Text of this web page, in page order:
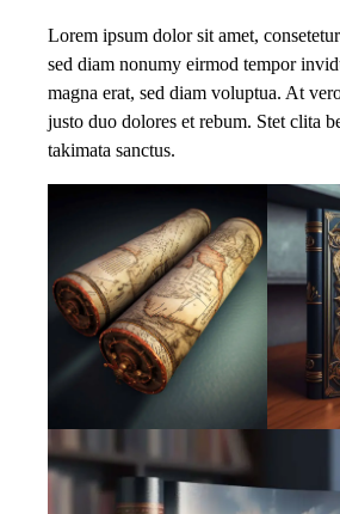
Lorem ipsum dolor sit amet,
sed diam nonumy eirmod tempor
magna erat, sed diam voluptua. At
justo duo dolores et rebum. Stet clita
takimata sanctus.